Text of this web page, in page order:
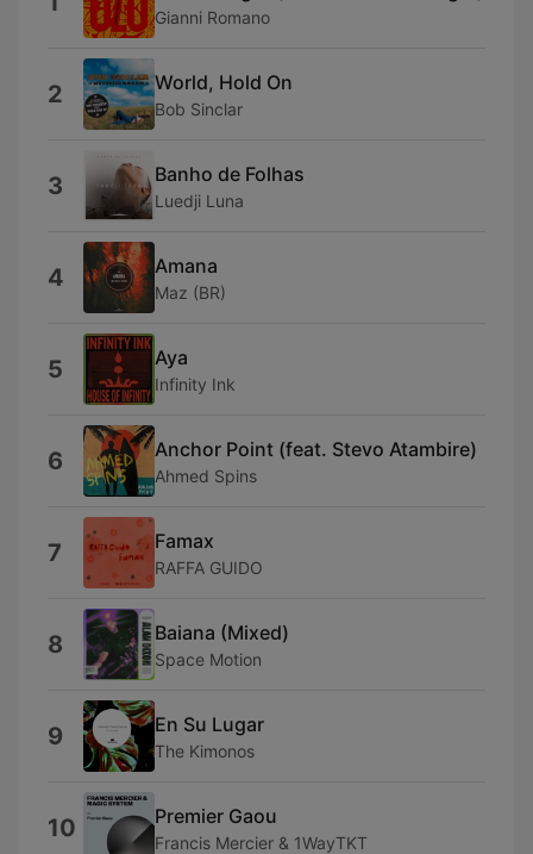
Gianni Romano
2 World, Hold On
Bob Sinclar
3 Banho de Folhas
Luedji Luna
4 Amana
Maz (BR)
5 Aya
Infinity Ink
6 Anchor Point (feat. Stevo Atambire)
Ahmed Spins
7 Famax
RAFFA GUIDO
8 Baiana (Mixed)
Space Motion
9 En Su Lugar
The Kimonos
10 Premier Gaou
Francis Mercier & 1WayTKT